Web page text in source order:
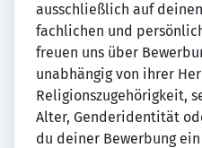
ausschließlich auf
fachlichen und
freuen uns über
unabhängig von ihrer
Religionszugehörigkeit,
Alter, Genderidentität
du deiner Bewerbung